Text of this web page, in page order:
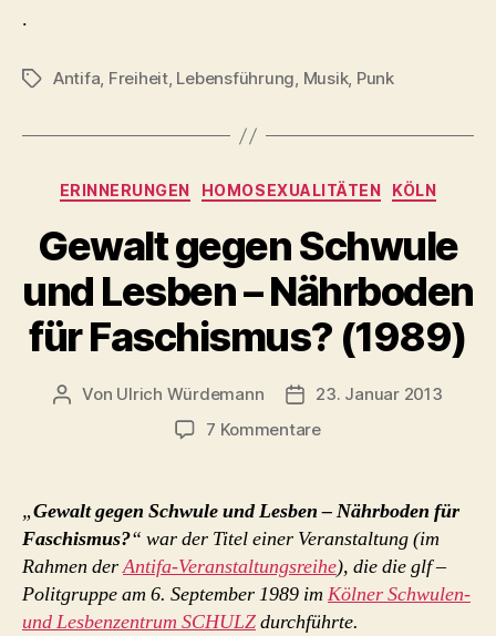
.
Schlagwörter
Antifa, Freiheit, Lebensführung, Musik, Punk
Kategorien
ERINNERUNGEN HOMOSEXUALITÄTEN KÖLN
Gewalt gegen Schwule
und Lesben – Nährboden
für Faschismus? (1989)
Beitragsautor
Von Ulrich Würdemann Beitragsdatum
23. Januar 2013
7 Kommentarezu
Schwule
Lesben
–
Nährboden
für
„Gewalt gegen Schwule und Lesben – Nährboden für
Faschismus?“ war der Titel einer Veranstaltung (im
Rahmen derAntifa-Veranstaltungsreihe), die die glf –
Politgruppe am 6. September 1989 im Kölner Schwulen-
und Lesbenzentrum SCHULZdurchführte.